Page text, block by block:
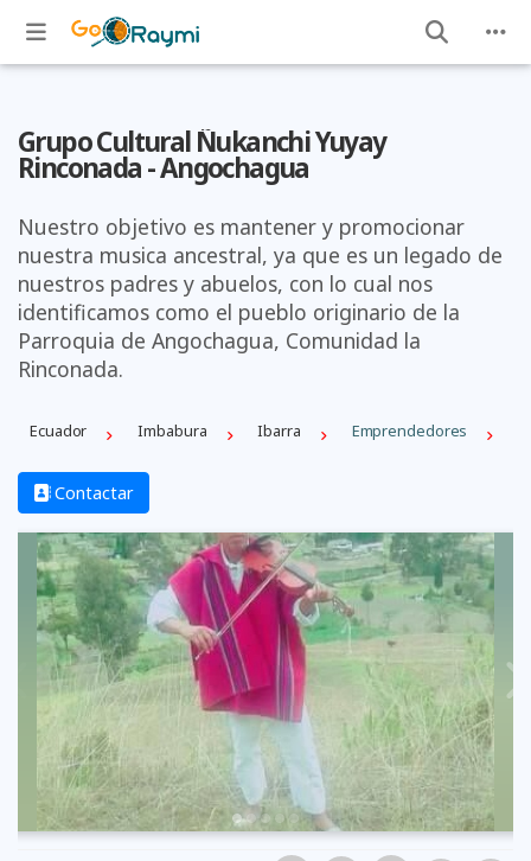
Grupo Cultural Ñukanchi Yuyay
Rinconada - Angochagua
Nuestro objetivo es mantener y promocionar
nuestra musica ancestral, ya que es un legado de
nuestros padres y abuelos, con lo cual nos
identificamos como el pueblo originario de la
Parroquia de Angochagua, Comunidad la
Rinconada.
Ecuador Imbabura Ibarra Emprendedores
Contactar
Previous